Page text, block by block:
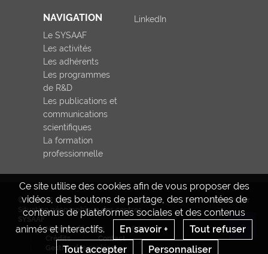
Ce site utilise des cookies afin de vous proposer des
vidéos, des boutons de partage, des remontées de
contenus de plateformes sociales et des contenus
animés et interactifs.
En savoir +
Tout refuser
Tout accepter
Personnaliser
NAVIGATION
Le SYSAAF
Les activités
Les adhérents
Les programmes
de R&D
Les publications et
communications
scientifiques
La formation
professionnelle
LinkedIn
© SYSAAF 2023
Situation géographique des centres
Mentions légales
CGU
Crédits
Contact
Gestion des cookies
www.inrae.fr